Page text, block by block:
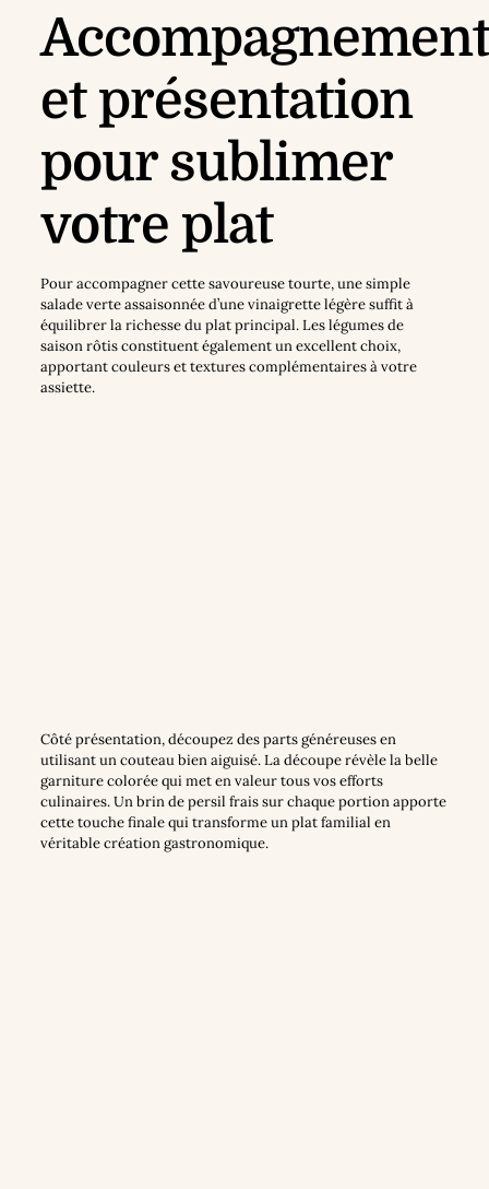
et présentation
pour sublimer
votre plat
Pour accompagner cette savoureuse tourte, une simple
salade verte assaisonnée d’une vinaigrette légère suffit à
équilibrer la richesse du plat principal. Les légumes de
saison rôtis constituent également un excellent choix,
apportant couleurs et textures complémentaires à votre
assiette.
Côté présentation, découpez des parts généreuses en
utilisant un couteau bien aiguisé. La découpe révèle la belle
garniture colorée qui met en valeur tous vos efforts
culinaires. Un brin de persil frais sur chaque portion apporte
cette touche finale qui transforme un plat familial en
véritable création gastronomique.